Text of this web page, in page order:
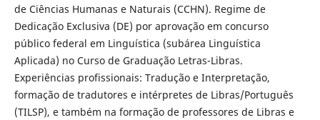
de Ciências Humanas e Naturais (CCHN). Regime de
Dedicação Exclusiva (DE) por aprovação em concurso
público federal em Linguística (subárea Linguística
Aplicada) no Curso de Graduação Letras-Libras.
Experiências profissionais: Tradução e Interpretação,
formação de tradutores e intérpretes de Libras/Português
(TILSP), e também na formação de professores de Libras e